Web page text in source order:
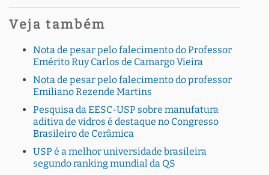
Veja também
Nota de pesar pelo falecimento do Professor
Emérito Ruy Carlos de Camargo Vieira
Nota de pesar pelo falecimento do professor
Emiliano Rezende Martins
Pesquisa da EESC-USP sobre manufatura
aditiva de vidros é destaque no Congresso
Brasileiro de Cerâmica
USP é a melhor universidade brasileira
segundo ranking mundial da QS